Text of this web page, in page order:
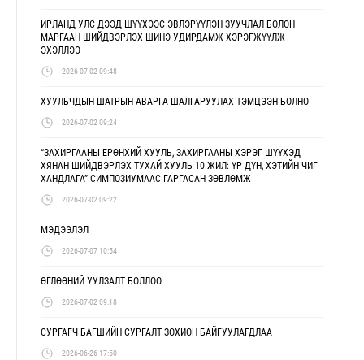
ИРЛАНД УЛС ДЭЭД ШҮҮХЭЭС ЭВЛЭРҮҮЛЭН ЗУУЧЛАЛ БОЛОН
МАРГААН ШИЙДВЭРЛЭХ ШИНЭ УДИРДАМЖ ХЭРЭГЖҮҮЛЖ
ЭХЭЛЛЭЭ
2026-07-02 09:48
ХУУЛЬЧДЫН ШАТРЫН АВАРГА ШАЛГАРУУЛАХ ТЭМЦЭЭН БОЛНО
2026-07-02 09:24
“ЗАХИРГААНЫ ЕРӨНХИЙ ХУУЛЬ, ЗАХИРГААНЫ ХЭРЭГ ШҮҮХЭД
ХЯНАН ШИЙДВЭРЛЭХ ТУХАЙ ХУУЛЬ 10 ЖИЛ: ҮР ДҮН, ХЭТИЙН ЧИГ
ХАНДЛАГА” СИМПОЗИУМААС ГАРГАСАН ЗӨВЛӨМЖ
2026-07-02 09:22
МЭДЭЭЛЭЛ
2026-07-07 10:54
ӨГЛӨӨНИЙ УУЛЗАЛТ БОЛЛОО
2026-07-02 09:18
СУРГАГЧ БАГШИЙН СУРГАЛТ ЗОХИОН БАЙГУУЛАГДЛАА
2026-06-26 17:50